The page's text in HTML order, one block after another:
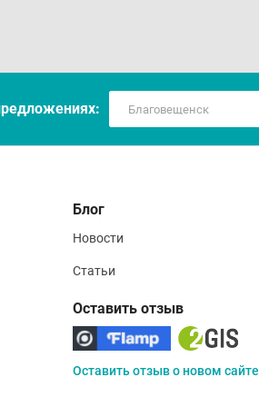
Блог
Новости
Статьи
Оставить отзыв
Оставить отзыв о новом сайте